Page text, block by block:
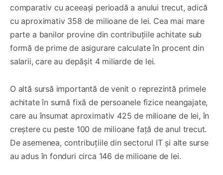
comparativ cu aceeași perioadă a anului trecut, adică
cu aproximativ 358 de milioane de lei. Cea mai mare
parte a banilor provine din contribuțiile achitate sub
formă de prime de asigurare calculate în procent din
salarii, care au depășit 4 miliarde de lei.
O altă sursă importantă de venit o reprezintă primele
achitate în sumă fixă de persoanele fizice neangajate,
care au însumat aproximativ 425 de milioane de lei, în
creștere cu peste 100 de milioane față de anul trecut.
De asemenea, contribuțiile din sectorul IT și alte surse
au adus în fonduri circa 146 de milioane de lei.